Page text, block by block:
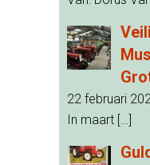
22 februari
In maart […]